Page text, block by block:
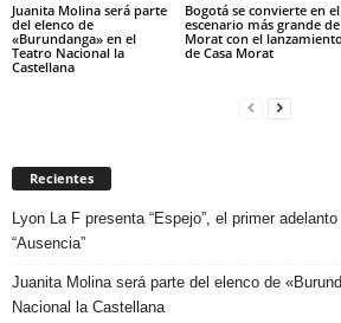
Juanita Molina será parte
del elenco de
«Burundanga» en el
Teatro Nacional la
Castellana
Bogotá se convierte en el
escenario más grande de
Morat con el lanzamiento
de Casa Morat
Recientes
Lyon La F presenta “Espejo”, el primer
“Ausencia”
Juanita Molina será parte del elenco de
Nacional la Castellana